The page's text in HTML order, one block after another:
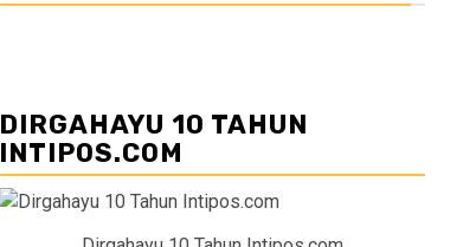
DIRGAHAYU 10 TAHUN
INTIPOS.COM